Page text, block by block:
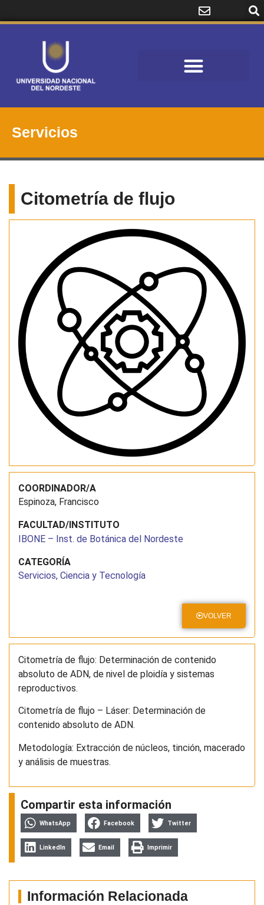
Servicios
Citometría de flujo
COORDINADOR/A
Espinoza, Francisco
FACULTAD/INSTITUTO
IBONE – Inst. de Botánica del Nordeste
CATEGORÍA
Servicios, Ciencia y Tecnología
VOLVER
Citometría de flujo: Determinación de contenido
absoluto de ADN, de nivel de ploidía y sistemas
reproductivos.
Citometría de flujo – Láser: Determinación de
contenido absoluto de ADN.
Metodología: Extracción de núcleos, tinción, macerado
y análisis de muestras.
Compartir esta información
WhatsApp Facebook Twitter
LinkedIn Email Imprimir
Información Relacionada